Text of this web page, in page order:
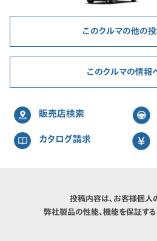
このクルマの他の
このクルマの情報
販売店検索
カタログ請求
投稿内容は、お客様個人
弊社製品の性能、機能を保証する